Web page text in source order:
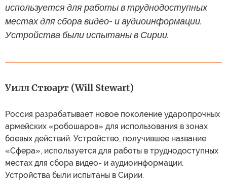
используется для работы в труднодоступных
местах для сбора видео- и аудиоинформации.
Устройства были испытаны в Сирии.
Уилл Стюарт (Will Stewart)
Россия разрабатывает новое поколение ударопрочных
армейских «робошаров» для использования в зонах
боевых действий. Устройство, получившее название
«Сфера», используется для работы в труднодоступных
местах для сбора видео- и аудиоинформации.
Устройства были испытаны в Сирии.